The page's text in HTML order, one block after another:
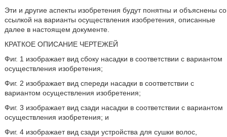
Эти и другие аспекты изобретения будут понятны и объяснены со
ссылкой на варианты осуществления изобретения, описанные
далее в настоящем документе.
КРАТКОЕ ОПИСАНИЕ ЧЕРТЕЖЕЙ
Фиг. 1 изображает вид сбоку насадки в соответствии с вариантом
осуществления изобретения;
Фиг. 2 изображает вид спереди насадки в соответствии с
вариантом осуществления изобретения;
Фиг. 3 изображает вид сзади насадки в соответствии с вариантом
осуществления изобретения; и
Фиг. 4 изображает вид сзади устройства для сушки волос,